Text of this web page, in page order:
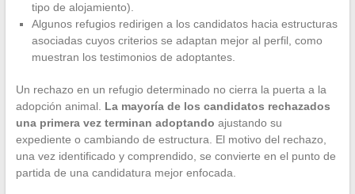
tipo de alojamiento).
Algunos refugios redirigen a los candidatos hacia estructuras
asociadas cuyos criterios se adaptan mejor al perfil, como
muestran los testimonios de adoptantes.
Un rechazo en un refugio determinado no cierra la puerta a la
adopción animal. La mayoría de los candidatos rechazados
una primera vez terminan adoptando ajustando su
expediente o cambiando de estructura. El motivo del rechazo,
una vez identificado y comprendido, se convierte en el punto de
partida de una candidatura mejor enfocada.